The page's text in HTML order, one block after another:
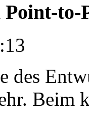
Point-to-
des
Beim